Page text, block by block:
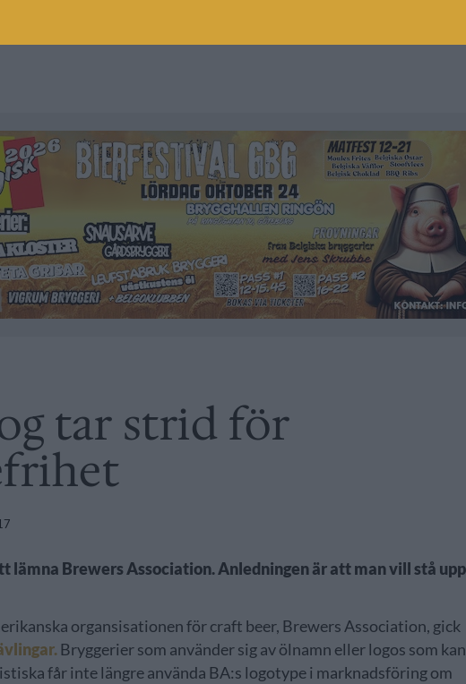
tar strid för
lämna Brewers Association. Anledningen är att man vill stå upp
organsisationen för craft beer, Brewers Association, gick
Bryggerier som använder sig av ölnamn eller logos som kan
får inte längre använda BA:s logotype i marknadsföring om